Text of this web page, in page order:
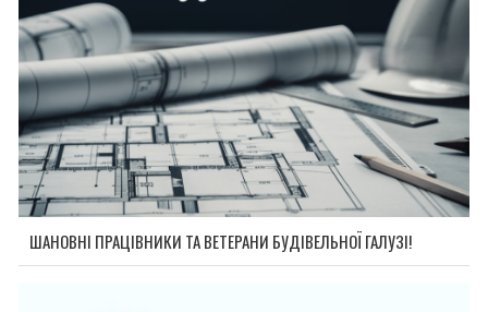
ШАНОВНІ ПРАЦІВНИКИ ТА ВЕТЕРАНИ БУДІВЕЛЬНОЇ ГАЛУЗІ!